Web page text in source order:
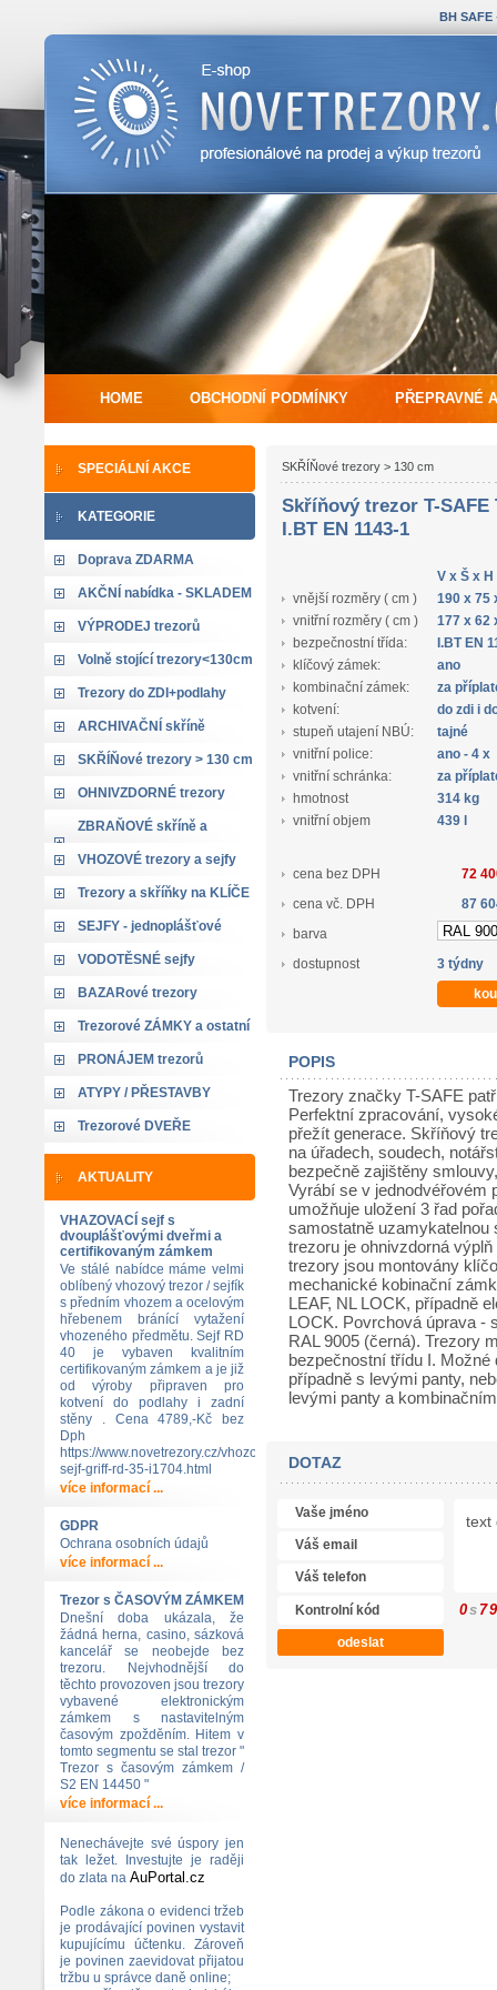
BH SAFE
HOME OBCHODNÍ PODMÍNKY PŘEPRAVNÉ
SPECIÁLNÍ AKCE
KATEGORIE
Doprava ZDARMA
AKČNÍ nabídka - SKLADEM
VÝPRODEJ trezorů
Volně stojící trezory<130cm
Trezory do ZDI+podlahy
ARCHIVAČNÍ skříně
SKŘÍŇové trezory > 130 cm
OHNIVZDORNÉ trezory
ZBRAŇOVÉ skříně a
trezory
VHOZOVÉ trezory a sejfy
Trezory a skříňky na KLÍČE
SEJFY - jednoplášťové
VODOTĚSNÉ sejfy
BAZARové trezory
Trezorové ZÁMKY a ostatní
PRONÁJEM trezorů
ATYPY / PŘESTAVBY
Trezorové DVEŘE
AKTUALITY
VHAZOVACÍ sejf s
dvouplášťovými dveřmi a
certifikovaným zámkem
Ve stálé nabídce máme velmi
oblíbený vhozový trezor / sejfík
s předním vhozem a ocelovým
hřebenem bránící vytažení
vhozeného předmětu. Sejf RD
40 je vybaven kvalitním
certifikovaným zámkem a je již
od výroby připraven pro
kotvení do podlahy i zadní
stěny . Cena 4789,-Kč bez
Dph
https://www.novetrezory.cz/vhozovy-
sejf-griff-rd-35-i1704.html
více informací ...
GDPR
Ochrana osobních údajů
více informací ...
Trezor s ČASOVÝM ZÁMKEM
Dnešní doba ukázala, že
žádná herna, casino, sázková
kancelář se neobejde bez
trezoru. Nejvhodnější do
těchto provozoven jsou trezory
vybavené elektronickým
zámkem s nastavitelným
časovým zpožděním. Hitem v
tomto segmentu se stal trezor "
Trezor s časovým zámkem /
S2 EN 14450 "
více informací ...
Nenechávejte své úspory jen
tak ležet. Investujte je raději
do zlata na AuPortal.cz
Podle zákona o evidenci tržeb
je prodávající povinen vystavit
kupujícímu účtenku. Zároveň
je povinen zaevidovat přijatou
tržbu u správce daně online;
SKŘÍŇové trezory > 130 cm
Skříňový trezor T-SAFE
I.BT EN 1143-1
V x Š x H
vnější rozměry ( cm )
190 x 75
vnitřní rozměry ( cm )
177 x 62
bezpečnostní třída:
I.BT EN
klíčový zámek:
ano
kombinační zámek:
za
kotvení:
do zdi i
stupeň utajení NBÚ:
tajné
vnitřní police:
ano - 4 x
vnitřní schránka:
za
hmotnost
314 kg
vnitřní objem
439 l
cena bez DPH
72
cena vč. DPH
87
barva
dostupnost
3 týdny
POPIS
Trezory značky T-SAFE
Perfektní zpracování,
přežít generace. Skříňový
na úřadech, soudech,
bezpečně zajištěny
Vyrábí se v jednodvéřovém
umožňuje uložení 3 řad
samostatně
trezoru je ohnivzdorná
trezory jsou montovány
mechanické kobinační
LEAF, NL LOCK, případně
LOCK. Povrchová úprava -
RAL 9005 (černá). Trezory
bezpečnostní třídu I.
případně s levými panty,
levými panty a
DOTAZ
0s 7